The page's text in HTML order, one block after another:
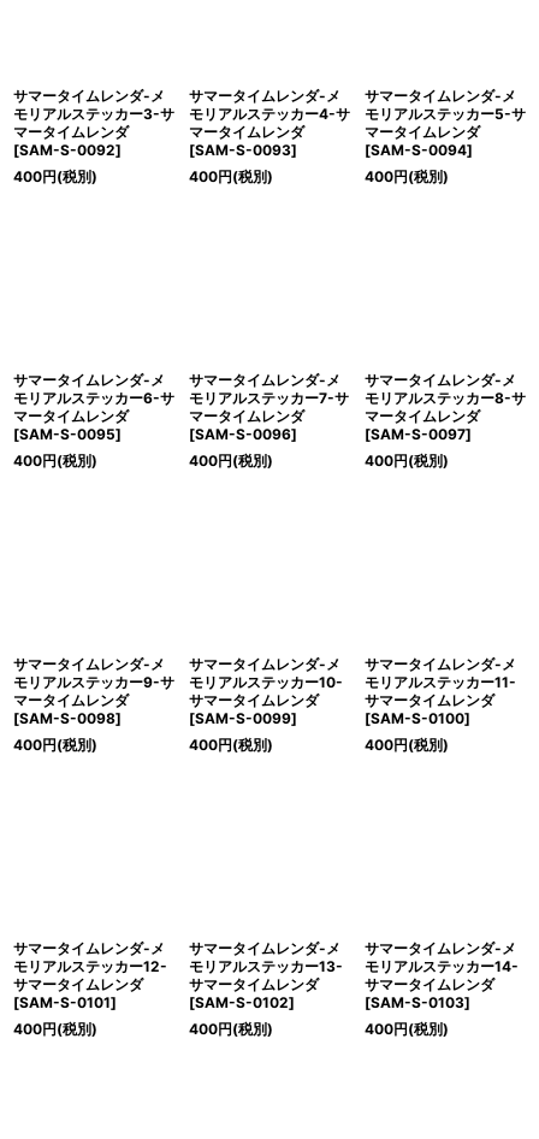
サマータイムレンダ-メ
モリアルステッカー3-サ
マータイムレンダ
[SAM-S-0092]
400円(税別)
サマータイムレンダ-メ
モリアルステッカー4-サ
マータイムレンダ
[SAM-S-0093]
400円(税別)
サマータイムレンダ-メ
モリアルステッカー5-サ
マータイムレンダ
[SAM-S-0094]
400円(税別)
サマータイムレンダ-メ
モリアルステッカー6-サ
マータイムレンダ
[SAM-S-0095]
400円(税別)
サマータイムレンダ-メ
モリアルステッカー7-サ
マータイムレンダ
[SAM-S-0096]
400円(税別)
サマータイムレンダ-メ
モリアルステッカー8-サ
マータイムレンダ
[SAM-S-0097]
400円(税別)
サマータイムレンダ-メ
モリアルステッカー9-サ
マータイムレンダ
[SAM-S-0098]
400円(税別)
サマータイムレンダ-メ
モリアルステッカー10-
サマータイムレンダ
[SAM-S-0099]
400円(税別)
サマータイムレンダ-メ
モリアルステッカー11-
サマータイムレンダ
[SAM-S-0100]
400円(税別)
サマータイムレンダ-メ
モリアルステッカー12-
サマータイムレンダ
[SAM-S-0101]
400円(税別)
サマータイムレンダ-メ
モリアルステッカー13-
サマータイムレンダ
[SAM-S-0102]
400円(税別)
サマータイムレンダ-メ
モリアルステッカー14-
サマータイムレンダ
[SAM-S-0103]
400円(税別)